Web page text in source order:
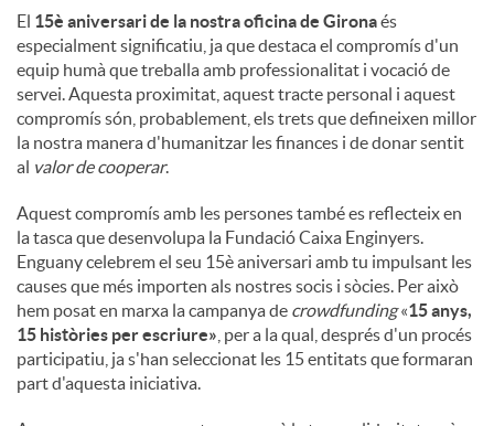
El 15è aniversari de la nostra oficina de Gironaés
especialment significatiu, ja que destaca el compromís d'un
equip humà que treballa amb professionalitat i vocació de
servei. Aquesta proximitat, aquest tracte personal i aquest
compromís són, probablement, els trets que defineixen millor
la nostra manera d'humanitzar les finances i de donar sentit
al valor de cooperar.
Aquest compromís amb les persones també es reflecteix en
la tasca que desenvolupa la Fundació Caixa Enginyers.
Enguany celebrem el seu 15è aniversari amb tu impulsant les
causes que més importen als nostres socis i sòcies. Per això
hem posat en marxa la campanya de crowdfunding«15 anys,
15 històries per escriure» , per a la qual, després d'un procés
participatiu, ja s'han seleccionat les 15 entitats que formaran
part d'aquesta iniciativa.